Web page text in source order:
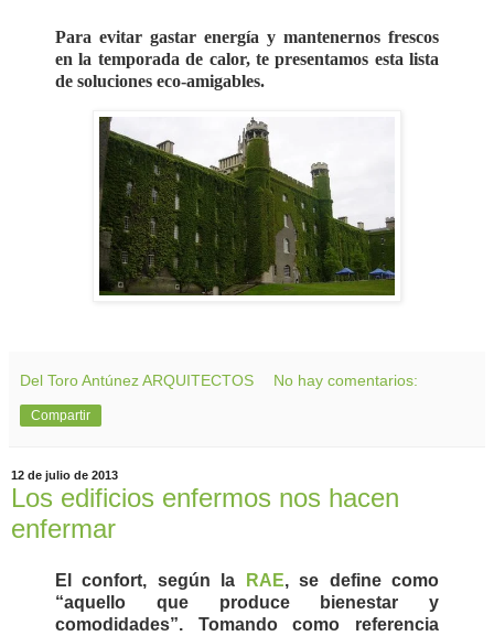
Para evitar gastar energía y mantenernos frescos
en la temporada de calor, te presentamos esta lista
de soluciones eco-amigables.
Del Toro Antúnez ARQUITECTOS No hay comentarios:
Compartir
12 de julio de 2013
Los edificios enfermos nos hacen
enfermar
El confort, según la RAE, se define como
“aquello que produce bienestar y
comodidades”. Tomando como referencia